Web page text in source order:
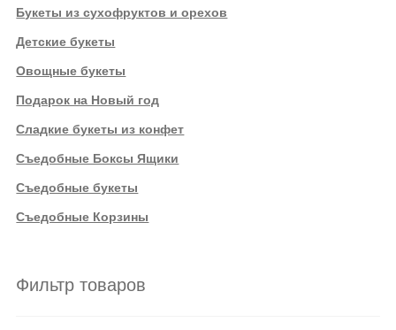
Букеты из сухофруктов и орехов
Детские букеты
Овощные букеты
Подарок на Новый год
Сладкие букеты из конфет
Съедобные Боксы Ящики
Съедобные букеты
Съедобные Корзины
Фильтр товаров